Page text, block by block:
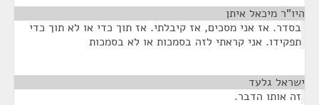
היו"ר מיכאל איתן
בסדר. אז אני מסכים, אז קיבלתי. אז תוך כדי או לא תוך כדי
תפקידו. אני קראתי לזה בסמכות או לא בסמכות
ישראל גלעד
זה אותו הדבר.